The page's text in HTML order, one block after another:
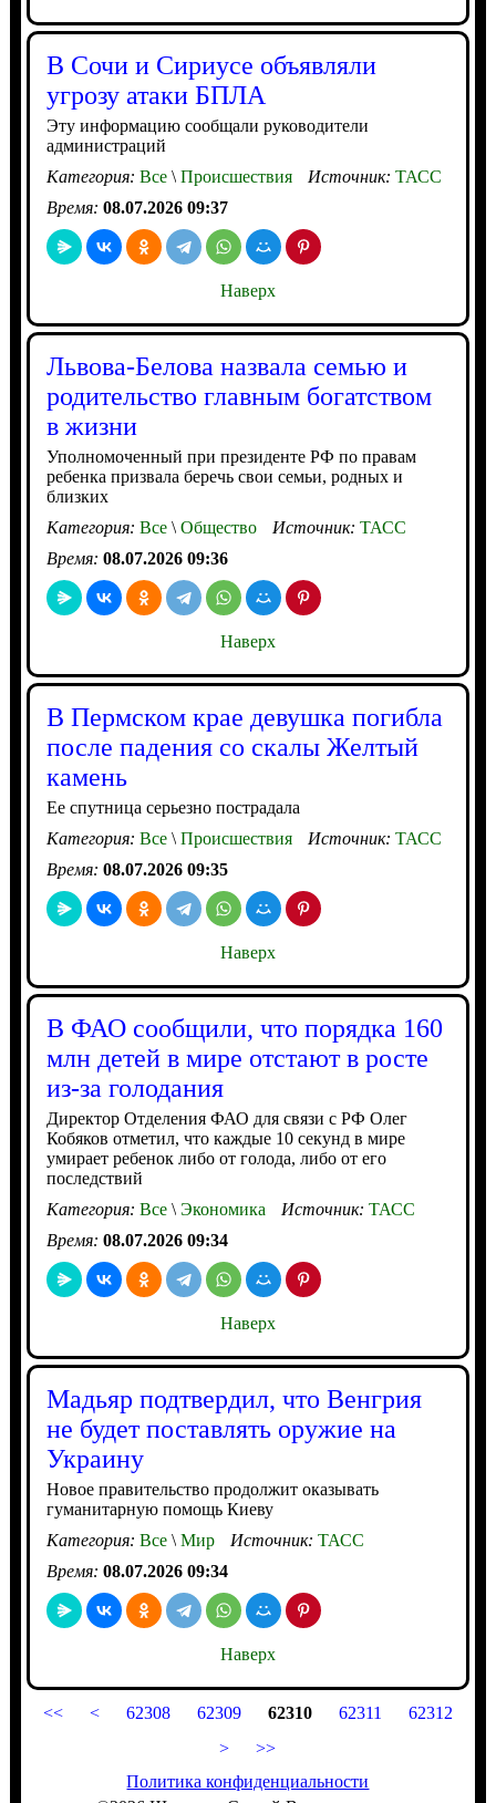
В Сочи и Сириусе объявляли
угрозу атаки БПЛА
Эту информацию сообщали руководители
администраций
Категория: Все\Происшествия Источник: ТАСС
Время: 08.07.2026 09:37
Наверх
Львова-Белова назвала семью и
родительство главным богатством
в жизни
Уполномоченный при президенте РФ по правам
ребенка призвала беречь свои семьи, родных и
близких
Категория: Все\Общество Источник: ТАСС
Время: 08.07.2026 09:36
Наверх
В Пермском крае девушка погибла
после падения со скалы Желтый
камень
Ее спутница серьезно пострадала
Категория: Все\Происшествия Источник: ТАСС
Время: 08.07.2026 09:35
Наверх
В ФАО сообщили, что порядка 160
млн детей в мире отстают в росте
из-за голодания
Директор Отделения ФАО для связи с РФ Олег
Кобяков отметил, что каждые 10 секунд в мире
умирает ребенок либо от голода, либо от его
последствий
Категория: Все\Экономика Источник: ТАСС
Время: 08.07.2026 09:34
Наверх
Мадьяр подтвердил, что Венгрия
не будет поставлять оружие на
Украину
Новое правительство продолжит оказывать
гуманитарную помощь Киеву
Категория: Все\Мир Источник: ТАСС
Время: 08.07.2026 09:34
Наверх
<< < 62308 62309 62310 62311
62312
>
>>
Политика конфиденциальности